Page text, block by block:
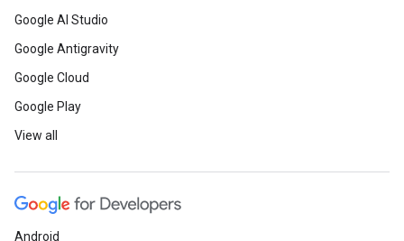
Google AI Studio
Google Antigravity
Google Cloud
Google Play
View all
Android